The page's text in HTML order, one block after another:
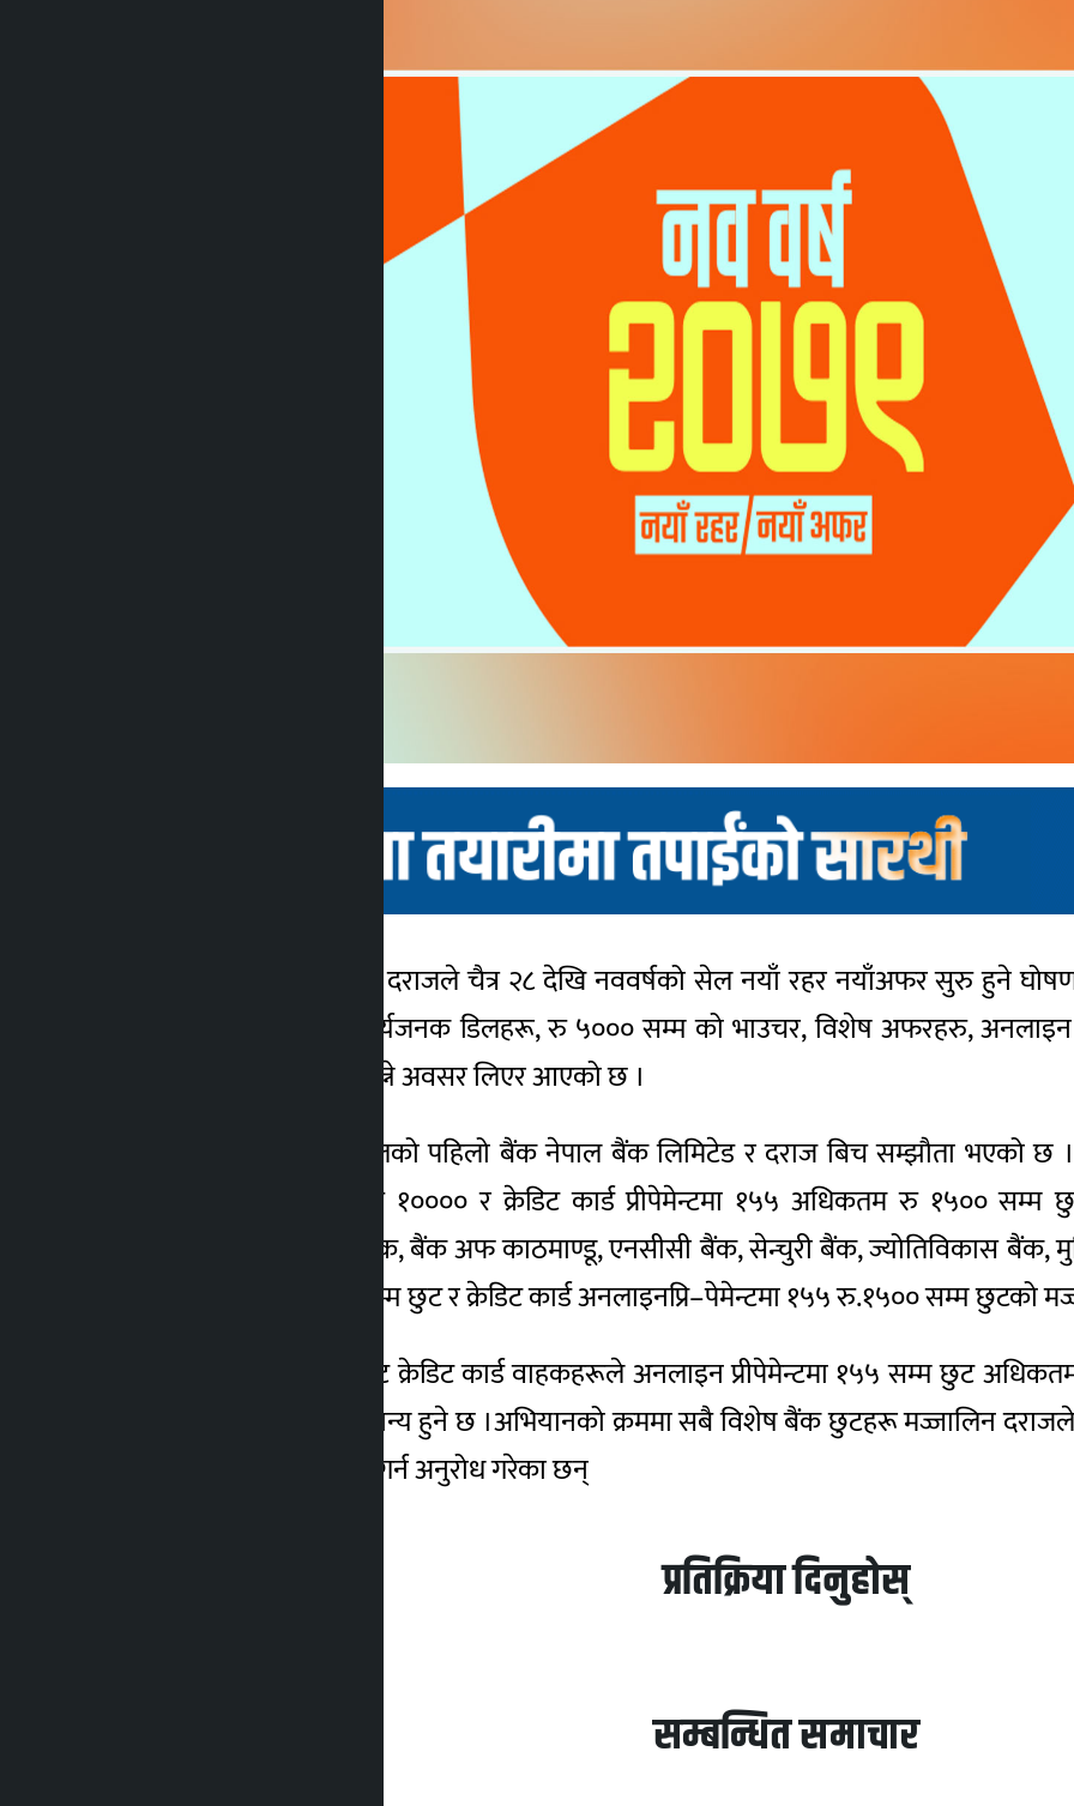
काठमाडौं । अनलाइनबजार, दराजले चैत्र २८ देखि नववर्षको सेल नयाँ रहर नयाँअफर सुरु हुने
दराजले ग्राहकहरुलाई आश्चर्यजनक डिलहरू, रु ५००० सम्म को भाउचर, विशेष अफरहरु, अनलाइन
साथै बम्पर उपहार स्कुटर जित्ने अवसर लिएर आएको छ ।
यस अभियानको लागि नेपालको पहिलो बैंक नेपाल बैंक लिमिटेड र दराज बिच सम्झौता भएको
प्रीपेमेन्टमा १० अधिकतम रु १०००० र क्रेडिट कार्ड प्रीपेमेन्टमा १५५ अधिकतम रु १५००
नेपालइन्भेष्टमेन्ट बैंक, मेगा बैंक, बैंक अफ काठमाण्डू, एनसीसी बैंक, सेन्चुरी बैंक, ज्योतिविकास बैंक,
डेबिट कार्डमा १०५ १००० सम्म छुट र क्रेडिट कार्ड अनलाइनप्रि–पेमेन्टमा १५५ रु.१५०० सम्म छुटको
स्ट्यान्डर्ड चार्टर्ड बैंकका डेबिट क्रेडिट कार्ड वाहकहरूले अनलाइन प्रीपेमेन्टमा १५५ सम्म छुट
अप्रिलदेखि १५ अप्रिलसम्म मान्य हुने छ ।अभियानको क्रममा सबै विशेष बैंक छुटहरू मज्जालिन
आफ्ना बैंक कार्डहरू सक्रिय गर्न अनुरोध गरेका छन्
प्रतिक्रिया दिनुहोस्
सम्बन्धित समाचार